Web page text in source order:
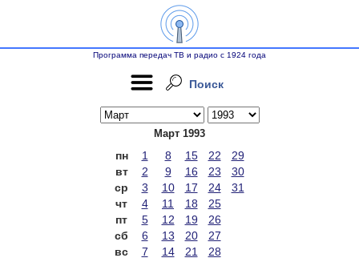
Программа передач ТВ и радио с 1924 года
Поиск
Март 1993
пн 1 8 15 22
29
вт
2 9 16 23
30
ср
3 10 17 24
31
чт
4 11 18
25
пт
5 12 19
26
сб
6 13 20
27
вс
7 14 21 28